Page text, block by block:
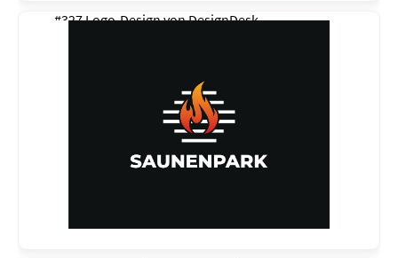
#327 Logo-Design vonDesignDesk